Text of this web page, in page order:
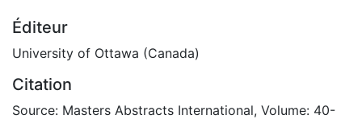
Éditeur
University of Ottawa (Canada)
Citation
Source: Masters Abstracts International, Volume: 40-